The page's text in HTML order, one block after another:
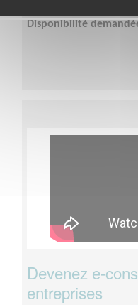
Disponibilité
Devenez e-
entreprises